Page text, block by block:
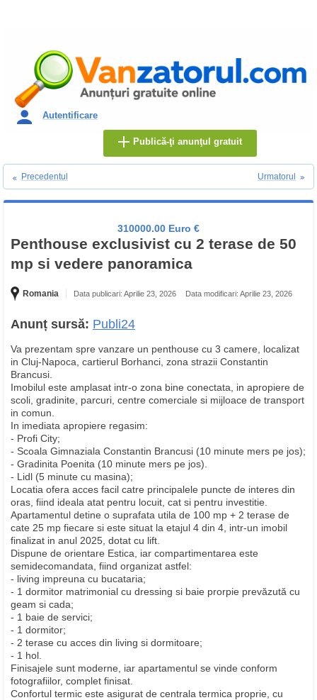
Autentificare
Publică-ţi anunţul gratuit
Precedentul Urmatorul
310000.00 Euro €
Penthouse exclusivist cu 2 terase de 50
mp si vedere panoramica
Romania Data publicari: Aprilie 23, 2026 Data modificari: Aprilie 23, 2026
Anunț sursă: Publi24
Va prezentam spre vanzare un penthouse cu 3 camere, localizat
in Cluj-Napoca, cartierul Borhanci, zona strazii Constantin
Brancusi.
Imobilul este amplasat intr-o zona bine conectata, in apropiere de
scoli, gradinite, parcuri, centre comerciale si mijloace de transport
in comun.
In imediata apropiere regasim:
- Profi City;
- Scoala Gimnaziala Constantin Brancusi (10 minute mers pe jos);
- Gradinita Poenita (10 minute mers pe jos).
- Lidl (5 minute cu masina);
Locatia ofera acces facil catre principalele puncte de interes din
oras, fiind ideala atat pentru locuit, cat si pentru investitie.
Apartamentul detine o suprafata utila de 100 mp + 2 terase de
cate 25 mp fiecare si este situat la etajul 4 din 4, intr-un imobil
finalizat in anul 2025, dotat cu lift.
Dispune de orientare Estica, iar compartimentarea este
semidecomandata, fiind organizat astfel:
- living impreuna cu bucataria;
- 1 dormitor matrimonial cu dressing si baie prorpie prevăzută cu
geam si cada;
- 1 baie de servici;
- 1 dormitor;
- 2 terase cu acces din living si dormitoare;
- 1 hol.
Finisajele sunt moderne, iar apartamentul se vinde conform
fotografiilor, complet finisat.
Confortul termic este asigurat de centrala termica proprie, cu